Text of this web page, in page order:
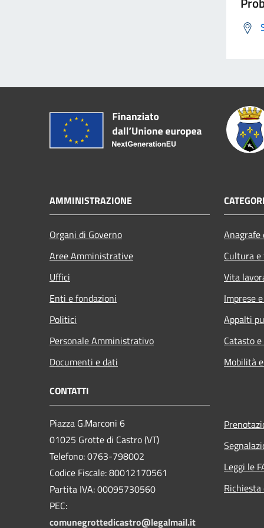
AMMINISTRAZIONE
Organi di Governo
Aree Amministrative
Uffici
Enti e fondazioni
Politici
Personale Amministrativo
Documenti e dati
Cultura
Vita
Imprese
Appalti
Catasto
Mobilità
CONTATTI
Piazza G.Marconi 6
01025 Grotte di Castro (VT)
Telefono: 0763-798002
Codice Fiscale: 80012170561
Partita IVA: 00095730560
PEC:
comunegrottedicastro@legalmail.it
Leggi le